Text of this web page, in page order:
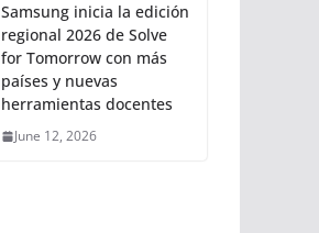
Samsung inicia la edición
regional 2026 de Solve
for Tomorrow con más
países y nuevas
herramientas docentes
June 12, 2026